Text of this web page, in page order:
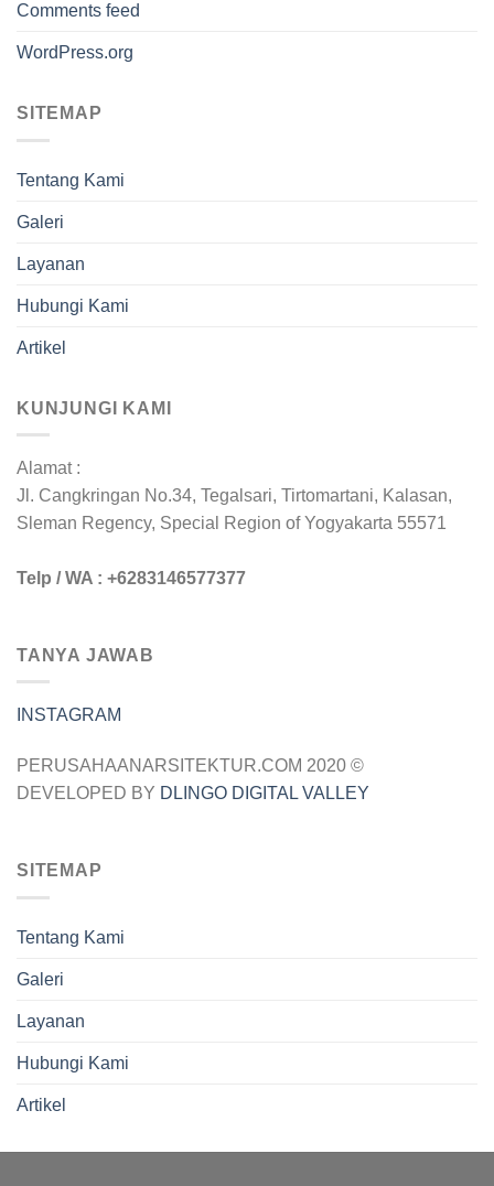
Comments feed
WordPress.org
SITEMAP
Tentang Kami
Galeri
Layanan
Hubungi Kami
Artikel
KUNJUNGI KAMI
Alamat :
Jl. Cangkringan No.34, Tegalsari, Tirtomartani, Kalasan,
Sleman Regency, Special Region of Yogyakarta 55571
Telp / WA : +6283146577377
TANYA JAWAB
INSTAGRAM
PERUSAHAANARSITEKTUR.COM 2020 ©
DEVELOPED BY DLINGO DIGITAL VALLEY
SITEMAP
Tentang Kami
Galeri
Layanan
Hubungi Kami
Artikel